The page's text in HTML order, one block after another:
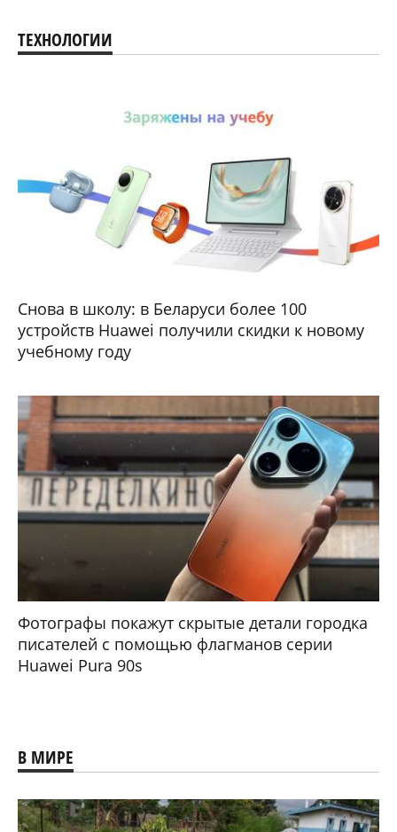
ТЕХНОЛОГИИ
Снова в школу: в Беларуси более 100
устройств Huawei получили скидки к новому
учебному году
Фотографы покажут скрытые детали городка
писателей с помощью флагманов серии
Huawei Pura 90s
В МИРЕ